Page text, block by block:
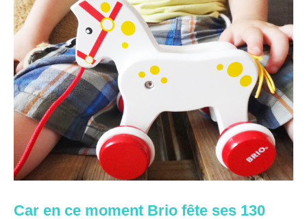
Car en ce moment Brio fête ses 130